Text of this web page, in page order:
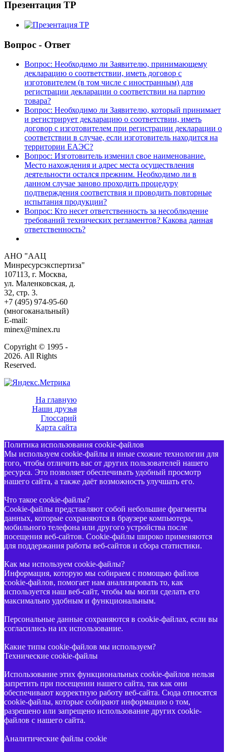
Презентация ТР
Вопрос - Ответ
Вопрос: Необходимо ли Заявителю, принимающему
декларацию о соответствии, иметь договор с
изготовителем (в том числе с иностранным) для
регистрации декларации о соответствии на партию
товара?
Вопрос: Необходимо ли Заявителю, который принимает
и регистрирует декларацию о соответствии, иметь
договор с изготовителем при регистрации декларации о
соответствии в случае, если изготовитель находится на
территории ЕАЭС?
Вопрос: Изготовитель изменил свое наименование.
Место нахождения и адрес места осуществления
деятельности остался прежним. Необходимо ли в
данном случае заново проходить процедуру
подтверждения соответствия и проводить повторные
испытания продукции?
Вопрос: Кто несет ответственность за несоблюдение
требований технических регламентов? Какова данная
ответственность?
АНО "ААЦ
Минресурсэкспертиза"
107113, г. Москва,
ул. Маленковская, д.
32, стр. 3.
+7 (495) 974-95-60
(многоканальный)
E-mail:
minex@minex.ru
Copyright © 1995 -
2026. All Rights
Reserved.
На главную
Наши друзья
Глоссарий
Карта сайта
Политика использования cookie-файлов
Мы используем cookie-файлы и иные схожие технологии для
того, чтобы отличить вас от других пользователей нашего
ресурса. Это позволяет обеспечивать удобный просмотр
нашего сайта, а также даёт возможность улучшать его.
Что такое cookie-файлы?
Cookie-файлы представляют собой небольшие фрагменты
данных, которые сохраняются в браузере компьютера,
мобильного телефона или другого устройства после
посещения веб-сайтов. Cookie-файлы широко применяются
для поддержания работы веб-сайтов и сбора статистики.
Как мы используем cookie-файлы?
Информация, которую мы собираем с помощью файлов
cookie-файлов, помогает нам анализировать то, как
используется наш веб-сайт, чтобы мы могли сделать его
максимально удобным и функциональным.
Персональные данные сохраняются в cookie-файлах, если вы
согласились на их использование.
Какие типы cookie-файлов мы используем?
Технические cookie-файлы
Использование этих функциональных cookie-файлов нельзя
запретить при посещении нашего сайта, так как они
обеспечивают корректную работу веб-сайта. Сюда относятся
cookie-файлы, которые собирают информацию о том,
разрешено или запрещено использование других cookie-
файлов с нашего сайта.
Аналитические файлы cookie